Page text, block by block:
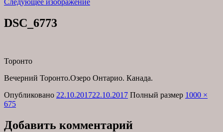
Следующее изображение
DSC_6773
Торонто
Вечерний Торонто.Озеро Онтарио. Канада.
Опубликовано 22.10.201722.10.2017 Полный размер 1000 ×
675
Добавить комментарий